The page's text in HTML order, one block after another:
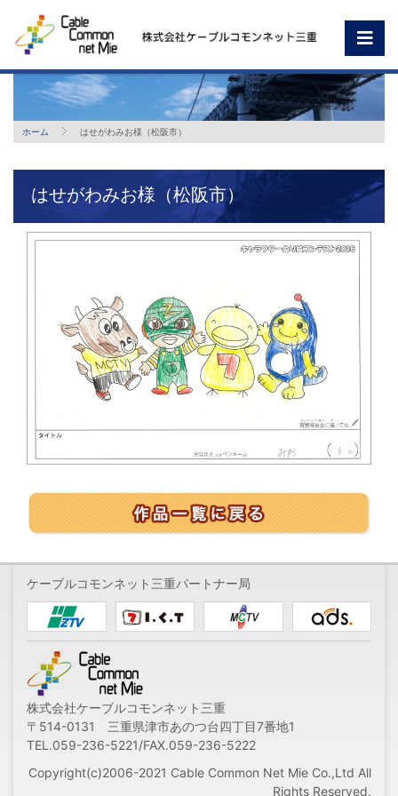
ホーム はせがわみお様（松阪市）
はせがわみお様（松阪市）
ケーブルコモンネット三重パートナー局
株式会社ケーブルコモンネット三重
〒514-0131 三重県津市あのつ台四丁目7番地1
TEL.059-236-5221/FAX.059-236-5222
Copyright(c)2006-2021 Cable Common Net Mie Co.,Ltd All
Rights Reserved.